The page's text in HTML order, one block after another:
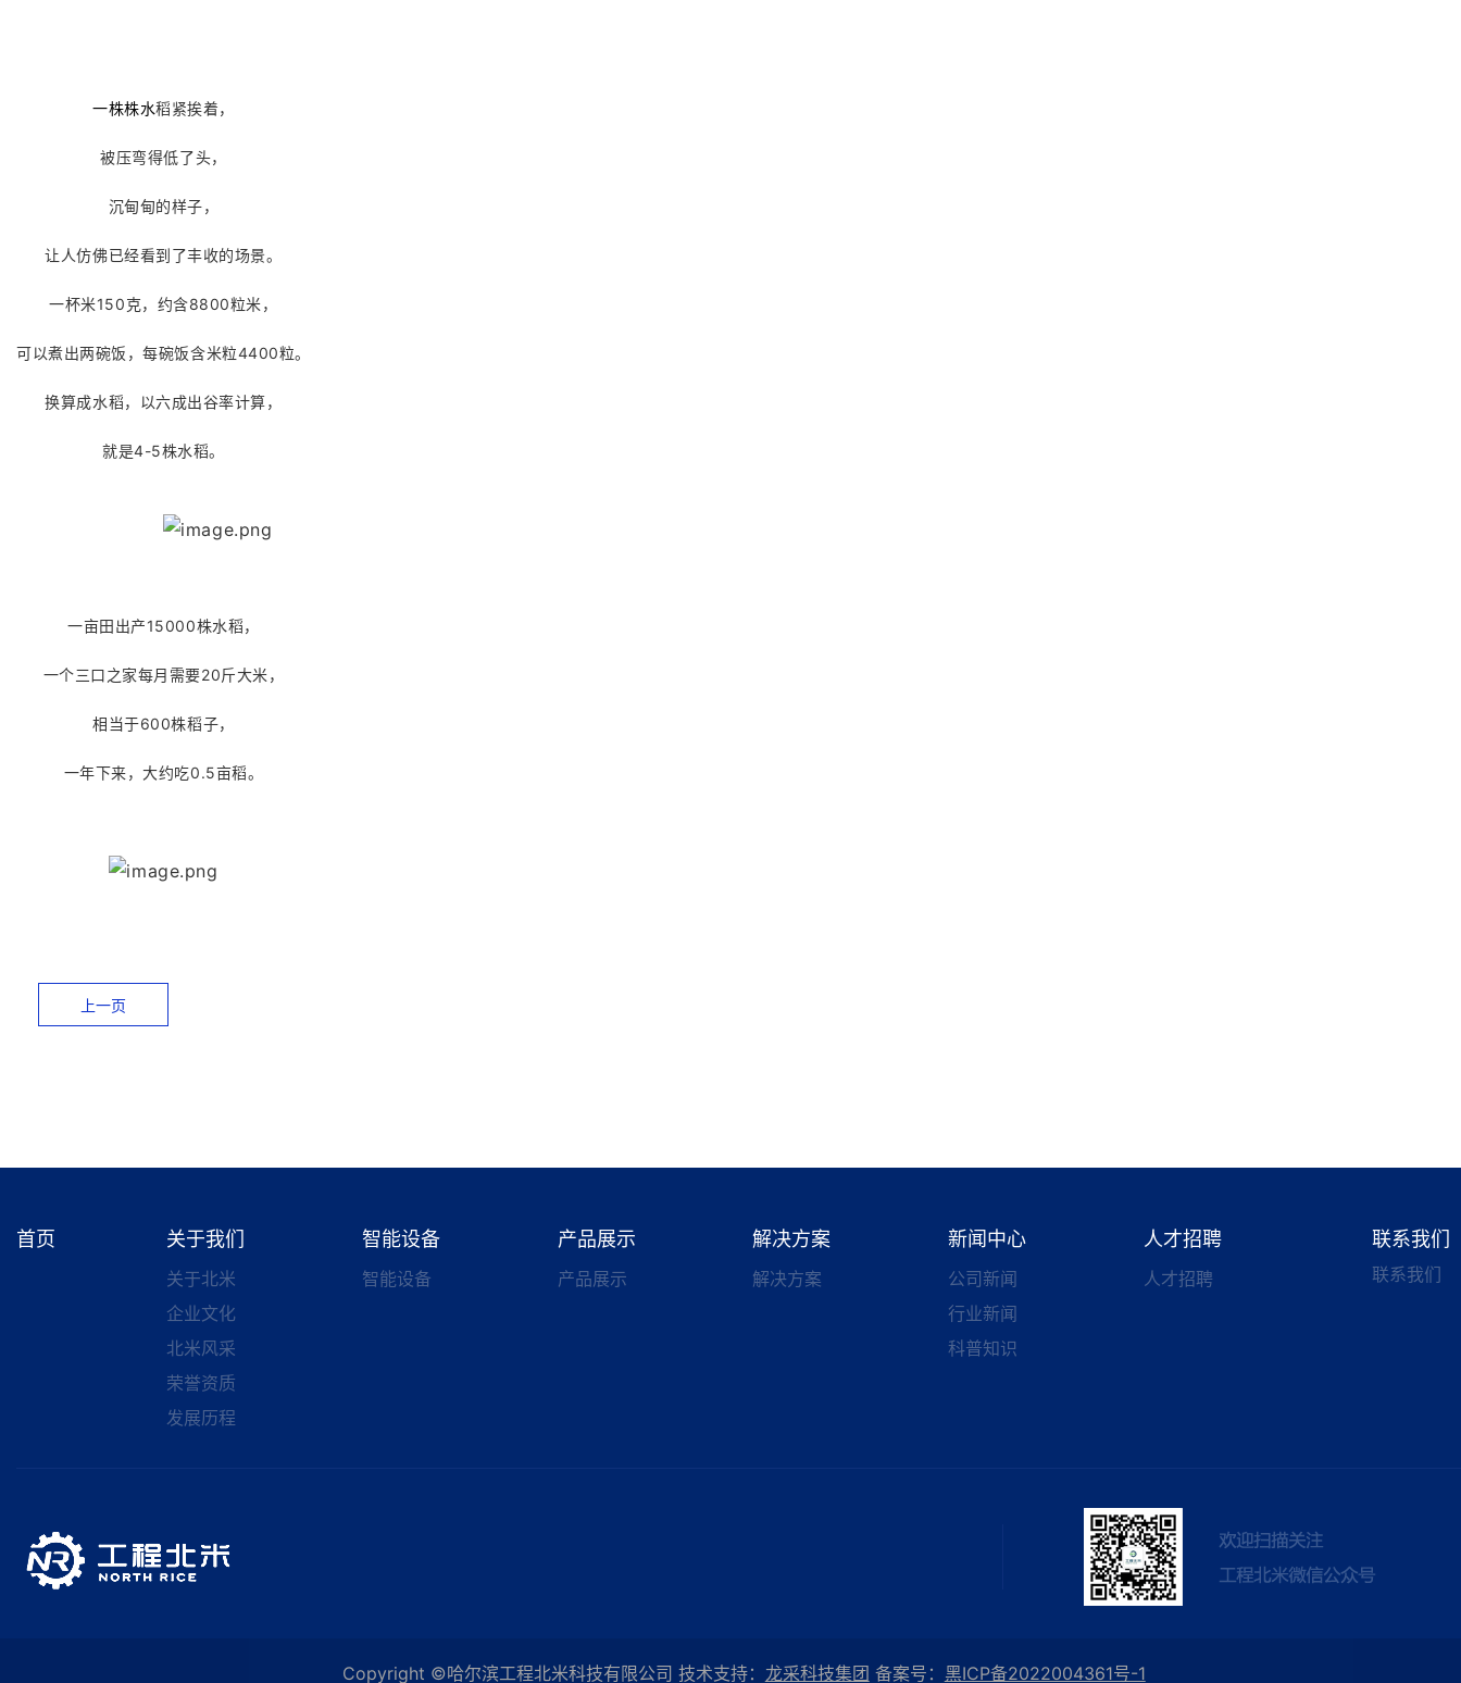
一株株水稻紧挨着，
被压弯得低了头，
沉甸甸的样子，
让人仿佛已经看到了丰收的场景。
一杯米150克，约含8800粒米，
可以煮出两碗饭，每碗饭含米粒4400粒。
换算成水稻，以六成出谷率计算，
就是4-5株水稻。
一亩田出产15000株水稻，
一个三口之家每月需要20斤大米，
相当于600株稻子，
一年下来，大约吃0.5亩稻。
上一页
首页 关于我们
关于北米
企业文化
北米风采
荣誉资质
发展历程
智能设备
智能设备
产品展示
产品展示
解决方案
解决方案
新闻中心
公司新闻
行业新闻
科普知识
人才招聘
人才招聘
联系我们
联系我们
Copyright ©哈尔滨工程北米科技有限公司 技术支持： 龙采科技集团 备案号： 黑ICP备2022004361号-1